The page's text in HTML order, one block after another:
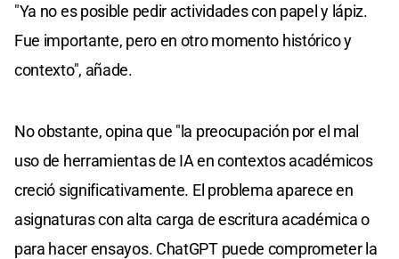
"Ya no es posible pedir actividades con papel y lápiz.
Fue importante, pero en otro momento histórico y
contexto", añade.
No obstante, opina que "la preocupación por el mal
uso de herramientas de IA en contextos académicos
creció significativamente. El problema aparece en
asignaturas con alta carga de escritura académica o
para hacer ensayos. ChatGPT puede comprometer la